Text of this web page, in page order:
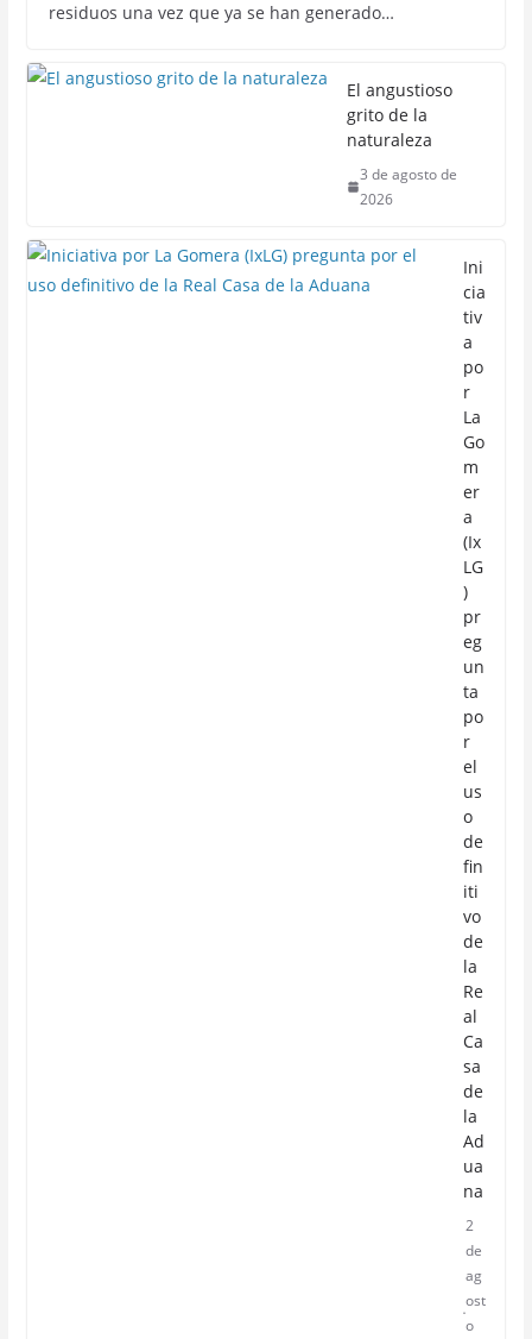
residuos una vez que ya se han generado…
El angustioso
grito de la
naturaleza
3 de agosto de
2026
Ini
cia
tiv
a
po
r
La
Go
m
er
a
(Ix
LG
)
pr
eg
un
ta
po
r
el
us
o
de
fin
iti
vo
de
la
Re
al
Ca
sa
de
la
Ad
ua
na
2
de
ag
ost
o